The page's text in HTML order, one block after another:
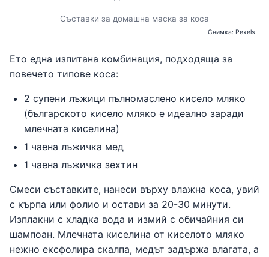
Съставки за домашна маска за коса
Снимка: Pexels
Ето една изпитана комбинация, подходяща за
повечето типове коса:
2 супени лъжици пълномаслено кисело мляко
(българското кисело мляко е идеално заради
млечната киселина)
1 чаена лъжичка мед
1 чаена лъжичка зехтин
Смеси съставките, нанеси върху влажна коса, увий
с кърпа или фолио и остави за 20-30 минути.
Изплакни с хладка вода и измий с обичайния си
шампоан. Млечната киселина от киселото мляко
нежно ексфолира скалпа, медът задържа влагата, а